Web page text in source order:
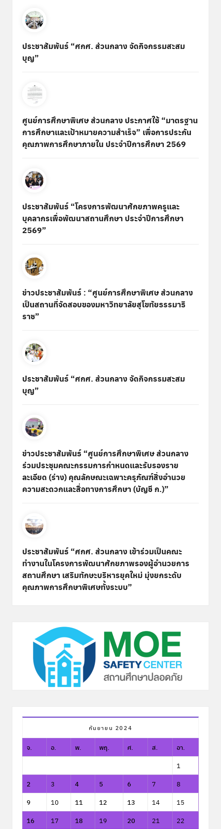
ประชาสัมพันธ์ “ศกศ. ส่วนกลาง จัดกิจกรรมสะสม
บุญ”
ศูนย์การศึกษาพิเศษ ส่วนกลาง ประกาศใช้ “มาตรฐาน
การศึกษาและเป้าหมายความสำเร็จ” เพื่อการประกัน
คุณภาพการศึกษาภายใน ประจำปีการศึกษา 2569
ประชาสัมพันธ์ “โครงการพัฒนาศักยภาพครูและ
บุคลากรเพื่อพัฒนาสถานศึกษา ประจำปีการศึกษา
2569”
ข่าวประชาสัมพันธ์ : “ศูนย์การศึกษาพิเศษ ส่วนกลาง
เป็นสถานที่จัดสอบของมหาวิทยาลัยสุโขทัยธรรมาธิ
ราช”
ประชาสัมพันธ์ “ศกศ. ส่วนกลาง จัดกิจกรรมสะสม
บุญ”
ข่าวประชาสัมพันธ์ “ศูนย์การศึกษาพิเศษ ส่วนกลาง
ร่วมประชุมคณะกรรมการกำหนดและรับรองราย
ละเอียด (ร่าง) คุณลักษณะเฉพาะครุภัณฑ์สิ่งอำนวย
ความสะดวกและสื่อทางการศึกษา (บัญชี ก.)”
ประชาสัมพันธ์ “ศกศ. ส่วนกลาง เข้าร่วมเป็นคณะ
ทำงานในโครงการพัฒนาศักยภาพรองผู้อำนวยการ
สถานศึกษา เสริมทักษะบริหารยุคใหม่ มุ่งยกระดับ
คุณภาพการศึกษาพิเศษทั้งระบบ”
กันยายน 2024
จ. อ. พ. พฤ. ศ. ส.
อา.
1
2
3 4 5 6 7
8
9
10 11 12 13 14
15
16
17 18 19 20 21
22